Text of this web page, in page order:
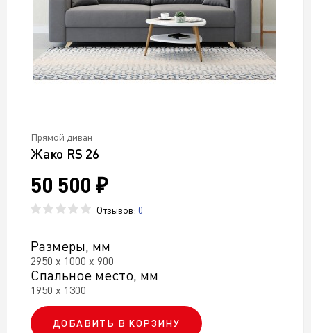
Прямой диван
Жако RS 26
50 500 ₽
Отзывов: 0
Размеры, мм
2950 х 1000 х 900
Спальное место, мм
1950 х 1300
ДОБАВИТЬ В КОРЗИНУ